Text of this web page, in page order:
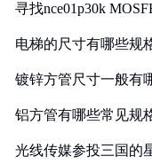
寻找nce01p30k
电梯的尺寸有哪些规
镀锌方管尺寸一般有
铝方管有哪些常见规
光线传媒参投三国的